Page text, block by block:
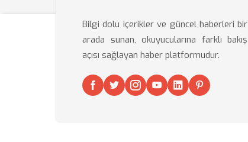
Bilgi dolu içerikler ve güncel haberleri bir
arada sunan, okuyucularına farklı bakış
açısı sağlayan haber platformudur.